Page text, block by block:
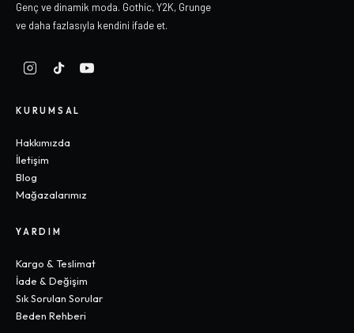
Genç ve dinamik moda. Gothic, Y2K, Grunge
ve daha fazlasıyla kendini ifade et.
KURUMSAL
Hakkımızda
İletişim
Blog
Mağazalarımız
YARDIM
Kargo & Teslimat
İade & Değişim
Sık Sorulan Sorular
Beden Rehberi